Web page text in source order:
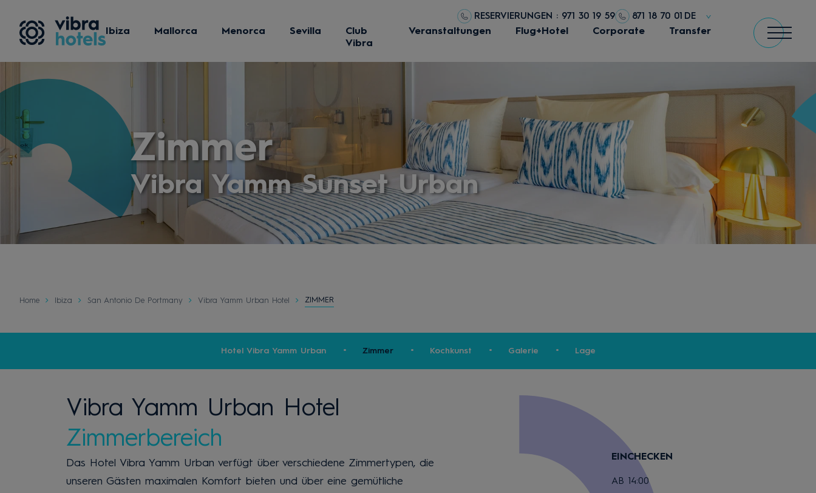
RESERVIERUNGEN : 971 30 19 59 871 18 70 01 DE
Ibiza Mallorca Menorca Sevilla
Club
Vibra
Veranstaltungen Flug+Hotel Corporate Transfer
Zimmer
Vibra Yamm Sunset Urban
Home Ibiza San Antonio De Portmany Vibra Yamm Urban Hotel ZIMMER
Hotel Vibra Yamm Urban Zimmer Kochkunst Galerie Lage
Vibra Yamm Urban Hotel
Zimmerbereich
Das Hotel Vibra Yamm Urban verfügt über verschiedene Zimmertypen, die
unseren Gästen maximalen Komfort bieten und über eine gemütliche
EINCHECKEN
AB 14:00